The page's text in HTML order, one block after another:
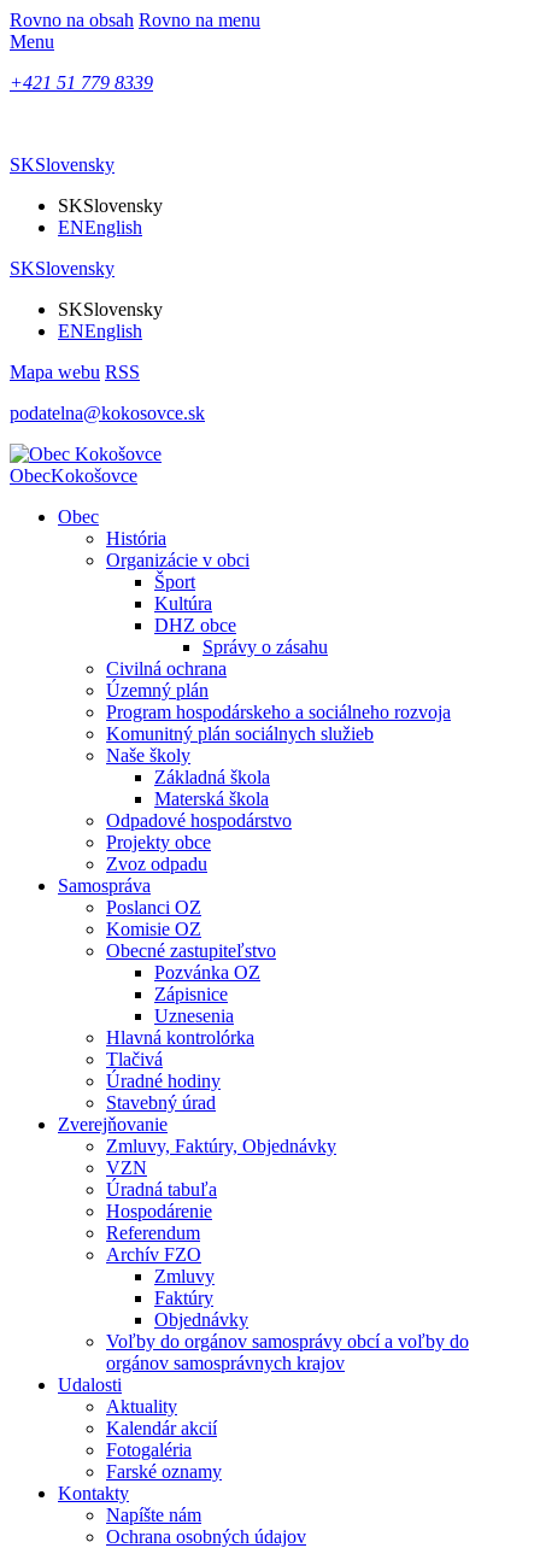
Rovno na obsah Rovno na menu
Menu
+421 51 779 8339
SKSlovensky
SKSlovensky
ENEnglish
SKSlovensky
SKSlovensky
ENEnglish
Mapa webu RSS
podatelna@kokosovce.sk
ObecKokošovce
Obec
História
Organizácie v obci
Šport
Kultúra
DHZ obce
Správy o zásahu
Civilná ochrana
Územný plán
Program hospodárskeho a sociálneho rozvoja
Komunitný plán sociálnych služieb
Naše školy
Základná škola
Materská škola
Odpadové hospodárstvo
Projekty obce
Zvoz odpadu
Samospráva
Poslanci OZ
Komisie OZ
Obecné zastupiteľstvo
Pozvánka OZ
Zápisnice
Uznesenia
Hlavná kontrolórka
Tlačivá
Úradné hodiny
Stavebný úrad
Zverejňovanie
Zmluvy, Faktúry, Objednávky
VZN
Úradná tabuľa
Hospodárenie
Referendum
Archív FZO
Zmluvy
Faktúry
Objednávky
Voľby do orgánov samosprávy obcí a voľby do
orgánov samosprávnych krajov
Udalosti
Aktuality
Kalendár akcií
Fotogaléria
Farské oznamy
Kontakty
Napíšte nám
Ochrana osobných údajov